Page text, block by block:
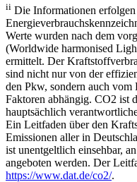
ii Die Informationen
Werte wurden nach dem
(Worldwide harmonised
ermittelt. Der
sind nicht nur von der
den Pkw, sondern auch vom
Faktoren abhängig. CO2 ist
hauptsächlich
Ein Leitfaden über den
Emissionen aller in
ist unentgeltlich einsehbar,
angeboten werden. Der
https://www.dat.de/co2/.